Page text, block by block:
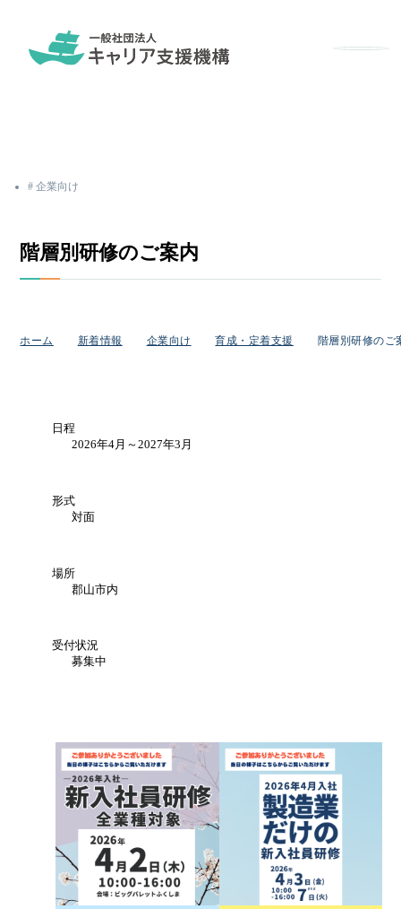
メニュ
企業向け
階層別研修のご案内
ホーム 新着情報 企業向け 育成・定着支援 階層別研修のご
日程
2026年4月～2027年3月
形式
対面
場所
郡山市内
受付状況
募集中